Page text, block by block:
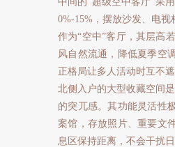
0%-15%，摆放沙发、电
作为“空中”客厅，其层高
风自然流通，降低夏季空
正格局让多人活动时互不
北侧入户的大型收藏空间
的突兀感。其功能灵活性
案馆，存放照片、重要文
息区保持距离，不会干扰